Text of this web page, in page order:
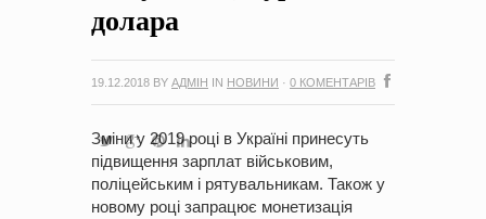
долара
19.12.2018 BY АДМІН IN НОВИНИ · 0 КОМЕНТАРІВ
Зміни у 2019 році в Україні принесуть
підвищення зарплат військовим,
поліцейським і рятувальникам. Також у
новому році запрацює монетизація